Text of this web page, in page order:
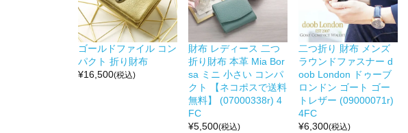
ゴールドファイル コン
パクト 折り財布
¥16,500(税込)
財布 レディース 二つ
折り財布 本革 Mia Bor
sa ミニ 小さい コンパ
クト 【ネコポスで送料
無料】 (07000338r) 4
FC
¥5,500(税込)
二つ折り 財布 メンズ
ラウンドファスナー d
oob London ドゥーブ
ロンドン ゴート ゴー
トレザー (09000071r)
4FC
¥6,300(税込)